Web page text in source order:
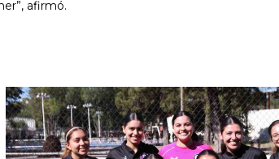
afirmó.